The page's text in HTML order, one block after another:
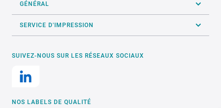
GÉNÉRAL
SERVICE D'IMPRESSION
SUIVEZ-NOUS SUR LES RÉSEAUX SOCIAUX
NOS LABELS DE QUALITÉ